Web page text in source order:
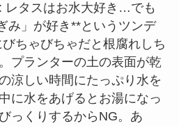
: レタスはお水大好き…でも
み」が好き**というツンデ
ちゃびちゃだと根腐れしち
プランターの土の表面が乾
涼しい時間にたっぷり水を
に水をあげるとお湯になっ
っくりするからNG。あ